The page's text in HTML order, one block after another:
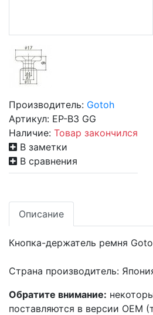
Производитель: Gotoh
Артикул: EP-B3 GG
Наличие: Товар закончился
В заметки
В сравнения
Описание
Кнопка-держатель ремня
Страна производитель:
Обратите внимание:
поставляются в версии OEM